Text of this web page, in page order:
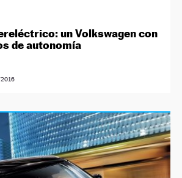
un Volkswagen con
de autonomía